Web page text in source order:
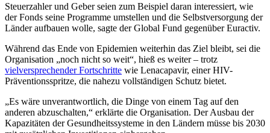
Steuerzahler und Geber seien zum Beispiel daran interessiert, wie
der Fonds seine Programme umstellen und die Selbstversorgung der
Länder aufbauen wolle, sagte der Global Fund gegenüber Euractiv.
Während das Ende von Epidemien weiterhin das Ziel bleibt, sei die
Organisation „noch nicht so weit“, hieß es weiter – trotz
vielversprechender Fortschritte wie Lenacapavir, einer HIV-
Präventionsspritze, die nahezu vollständigen Schutz bietet.
„Es wäre unverantwortlich, die Dinge von einem Tag auf den
anderen abzuschalten,“ erklärte die Organisation. Der Ausbau der
Kapazitäten der Gesundheitssysteme in den Ländern müsse bis 2030